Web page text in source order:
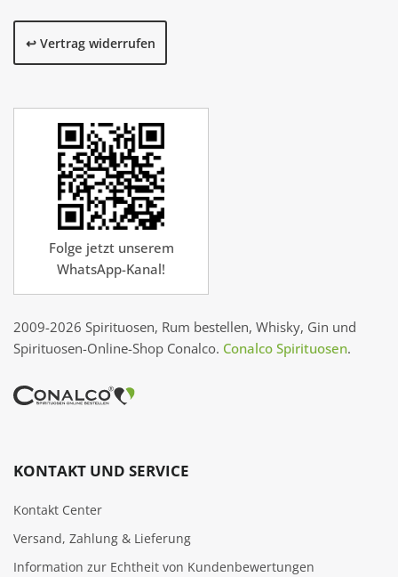
↩️ Vertrag widerrufen
Folge jetzt unserem
WhatsApp-Kanal!
2009-2026 Spirituosen, Rum bestellen, Whisky, Gin und
Spirituosen-Online-Shop Conalco. Conalco Spirituosen.
KONTAKT UND SERVICE
Kontakt Center
Versand, Zahlung & Lieferung
Information zur Echtheit von Kundenbewertungen